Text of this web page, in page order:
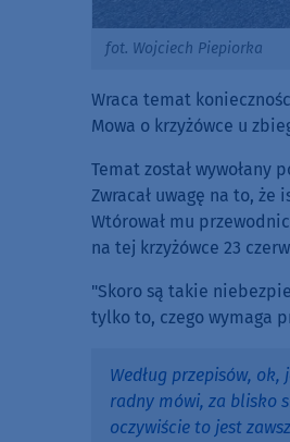
fot. Wojciech Piepiorka
Wraca temat
Mowa o krzyżówce u
Temat został wywołany
Zwracał uwagę na to, że
Wtórował mu
na tej krzyżówce 23
"Skoro są takie
tylko to, czego wymaga
Według przepisów,
radny mówi, za blisko
oczywiście to jest